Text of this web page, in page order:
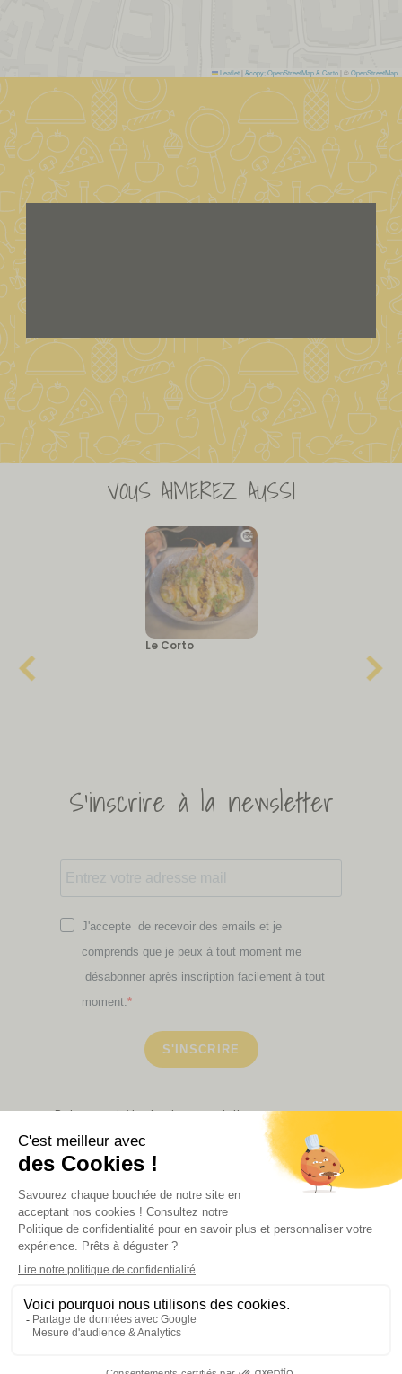
Leaflet| &copy; OpenStreetMap & Carto | ©OpenStreetMap
VOUS AIMEREZ AUSSI
Le Corto
S'inscrire à la newsletter
J'accepte de recevoir des emails et je
comprends que je peux à tout moment me
désabonner après inscription facilement à tout
moment.
S'INSCRIRE
Retrouvez ici toutes les newsletters que vous avez
VOIR NOS PARTENAIRES
LA BOUTIQUE